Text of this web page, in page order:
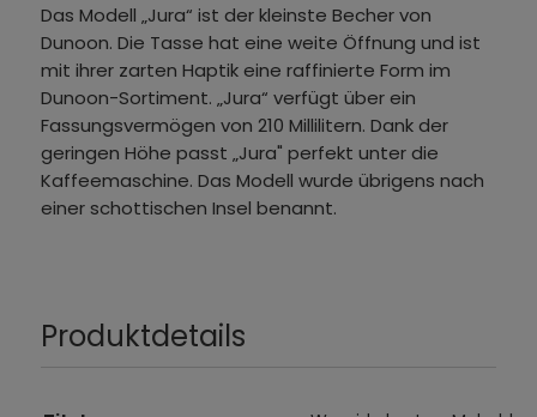
Das Modell „Jura“ ist der kleinste Becher von
Dunoon. Die Tasse hat eine weite Öffnung und ist
mit ihrer zarten Haptik eine raffinierte Form im
Dunoon-Sortiment. „Jura“ verfügt über ein
Fassungsvermögen von 210 Millilitern. Dank der
geringen Höhe passt „Jura" perfekt unter die
Kaffeemaschine. Das Modell wurde übrigens nach
einer schottischen Insel benannt.
Produktdetails